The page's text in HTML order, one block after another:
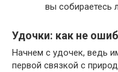
вы собираетесь
Удочки: как не
Начнем с удочек, ведь
первой связкой с